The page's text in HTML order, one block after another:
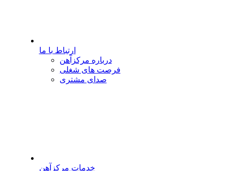
ارتباط با ما
درباره مرکزآهن
فرصت های شغلی
صدای مشتری
خدمات مرکزآهن